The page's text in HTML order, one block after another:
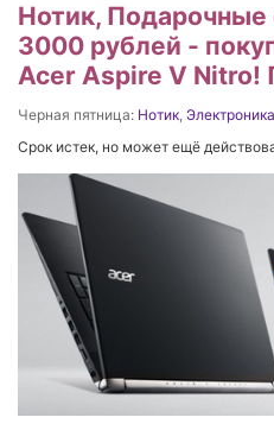
Нотик, Подарочные
3000 рублей -
Acer Aspire V Nitro!
Черная пятница: Нотик, Электроника
Срок истек, но может ещё